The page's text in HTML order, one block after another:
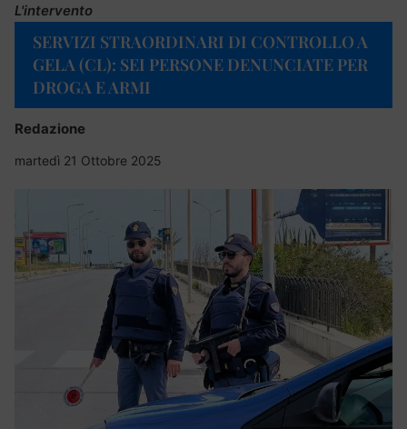
L'intervento
SERVIZI STRAORDINARI DI CONTROLLO A
GELA (CL): SEI PERSONE DENUNCIATE PER
DROGA E ARMI
Redazione
martedì 21 Ottobre 2025